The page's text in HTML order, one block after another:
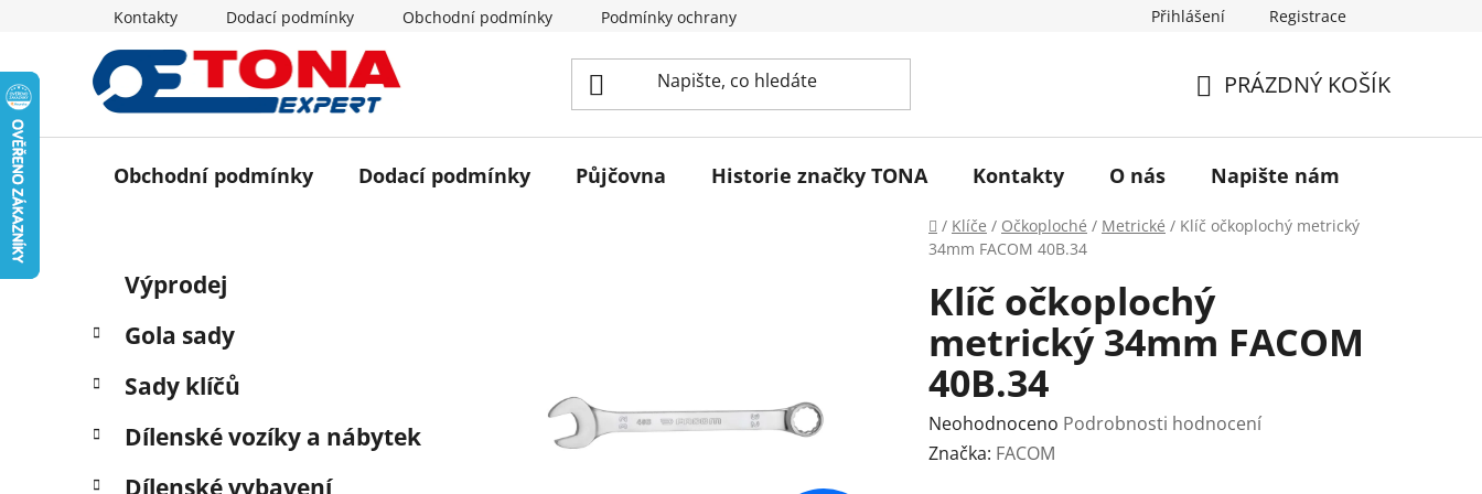
Kontakty Dodací podmínky Obchodní podmínky Podmínky ochrany osobních údajů Historie značky TONA
Přihlášení Registrace
KOŠÍK
PRÁZDNÝ KOŠÍK
Obchodní podmínky Dodací podmínky Půjčovna Historie značky TONA Kontakty O nás Napište nám
Domů
/ Klíče / Očkoploché / Metrické / Klíč očkoplochý metrický
34mm FACOM 40B.34
s
r
n
n
Přeskočit
kategorie
e
o
i
Výprodej
Gola sady
Sady klíčů
Dílenské vozíky a nábytek
Dílenské vybavení
Klíč očkoplochý
metrický 34mm FACOM
40B.34
Průměrné
hodnocení
Neohodnoceno Podrobnosti hodnocení
Značka: FACOM